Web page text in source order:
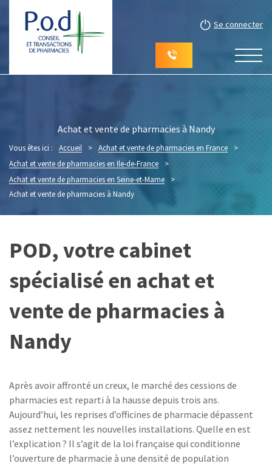
Se connecter
Achat et vente de pharmacies à Nandy
Vous êtes ici : Accueil > Achat et vente de pharmacies en France
>
Achat et vente de pharmacies en Ile-de-France
>
Achat et vente de pharmacies en Seine-et-Marne
>
Achat et vente de pharmacies à Nandy
POD, votre cabinet
spécialisé en achat et
vente de pharmacies à
Nandy
Après avoir affronté un creux, le marché des cessions de
pharmacies est reparti à la hausse depuis trois ans.
Aujourd’hui, les reprises d’officines de pharmacie dépassent
assez nettement les nouvelles installations. Quelle en est
l’explication ? Il s’agit de la loi française qui conditionne
l’ouverture de pharmacie à une densité de population